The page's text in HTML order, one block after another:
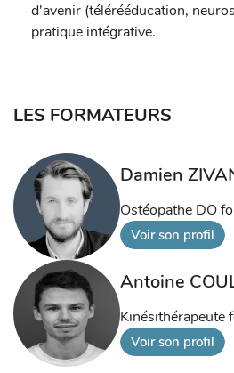
d'avenir (télérééducation,
pratique intégrative.
LES FORMATEURS
Damien
Ostéopathe DO
Voir son profil
Antoine
Kinésithérapeute
Voir son profil